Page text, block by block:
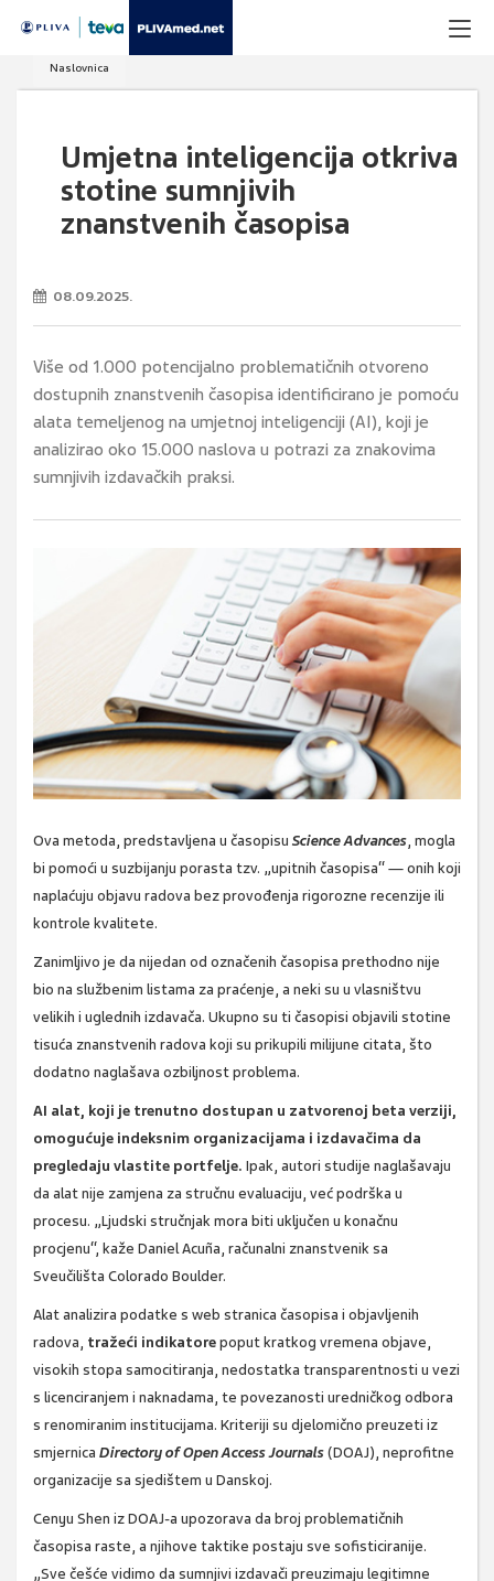
Naslovnica
Umjetna inteligencija otkriva
stotine sumnjivih
znanstvenih časopisa
08.09.2025.
Više od 1.000 potencijalno problematičnih otvoreno
dostupnih znanstvenih časopisa identificirano je pomoću
alata temeljenog na umjetnoj inteligenciji (AI), koji je
analizirao oko 15.000 naslova u potrazi za znakovima
sumnjivih izdavačkih praksi.
Ova metoda, predstavljena u časopisu Science Advances, mogla
bi pomoći u suzbijanju porasta tzv. „upitnih časopisa“ — onih koji
naplaćuju objavu radova bez provođenja rigorozne recenzije ili
kontrole kvalitete.
Zanimljivo je da nijedan od označenih časopisa prethodno nije
bio na službenim listama za praćenje, a neki su u vlasništvu
velikih i uglednih izdavača. Ukupno su ti časopisi objavili stotine
tisuća znanstvenih radova koji su prikupili milijune citata, što
dodatno naglašava ozbiljnost problema.
AI alat, koji je trenutno dostupan u zatvorenoj beta verziji,
omogućuje indeksnim organizacijama i izdavačima da
pregledaju vlastite portfelje. Ipak, autori studije naglašavaju
da alat nije zamjena za stručnu evaluaciju, već podrška u
procesu. „Ljudski stručnjak mora biti uključen u konačnu
procjenu“, kaže Daniel Acuña, računalni znanstvenik sa
Sveučilišta Colorado Boulder.
Alat analizira podatke s web stranica časopisa i objavljenih
radova, tražeći indikatorepoput kratkog vremena objave,
visokih stopa samocitiranja, nedostatka transparentnosti u vezi
s licenciranjem i naknadama, te povezanosti uredničkog odbora
s renomiranim institucijama. Kriteriji su djelomično preuzeti iz
smjernica Directory of Open Access Journals(DOAJ), neprofitne
organizacije sa sjedištem u Danskoj.
Cenyu Shen iz DOAJ-a upozorava da broj problematičnih
časopisa raste, a njihove taktike postaju sve sofisticiranije.
„Sve češće vidimo da sumnjivi izdavači preuzimaju legitimne